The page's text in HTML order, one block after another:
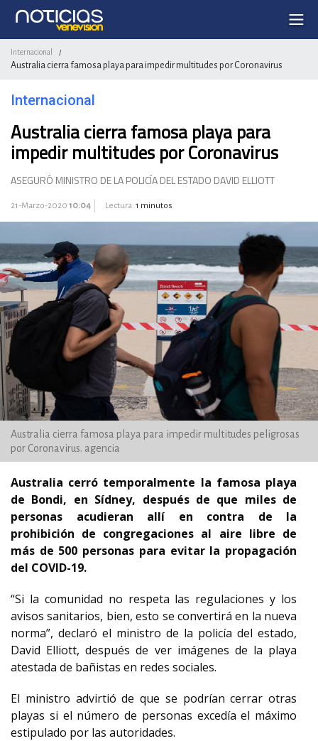
Internacional /
Australia cierra famosa playa para impedir multitudes por Coronavirus
Internacional
Australia cierra famosa playa para
impedir multitudes por Coronavirus
ASEGURÓ MINISTRO DE LA POLICÍA DEL ESTADO DAVID ELLIOTT
21-Marzo-2020 10:04 Lectura: 1 minutos
Australia cierra famosa playa para impedir multitudes peligrosas
por Coronavirus. agencia
Australia cerró temporalmente la famosa playa
de Bondi, en Sídney, después de que miles de
personas acudieran allí en contra de la
prohibición de congregaciones al aire libre de
más de 500 personas para evitar la propagación
del COVID-19.
“Si la comunidad no respeta las regulaciones y los
avisos sanitarios, bien, esto se convertirá en la nueva
norma”, declaró el ministro de la policía del estado,
David Elliott, después de ver imágenes de la playa
atestada de bañistas en redes sociales.
El ministro advirtió de que se podrían cerrar otras
playas si el número de personas excedía el máximo
estipulado por las autoridades.